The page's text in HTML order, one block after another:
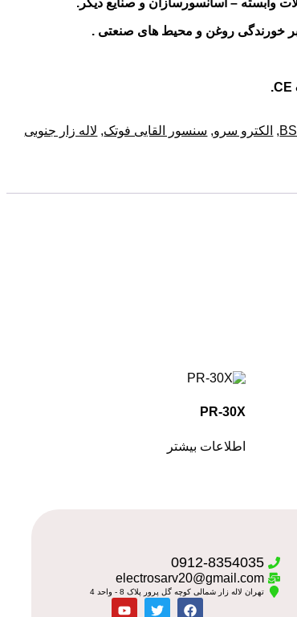
وابسته – آسانسورسازان و صنایع دیگر.
, الکترو سرو, سنسور القایی فوتک, لاله زار جنوبی
PR-30X
اطلاعات بیشتر
0912-8354035
electrosarv20@gmail.com
تهران لاله زار شمالی کوچه گل پرور پلاک 8 - واحد 4